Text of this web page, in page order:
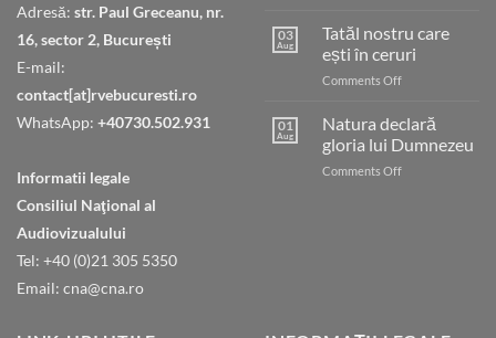
Adresă: str. Paul Greceanu, nr.
16, sector 2, București
E-mail:
contact[at]rvebucuresti.ro
WhatsApp: +40730.502.931
Informatii legale
Consiliul Naţional al
Audiovizualului
Tel: +40 (0)21 305 5350
Email: cna@cna.ro
03
Aug
Tatăl nostru care
ești în ceruri
Comments Offon
nostru
care
ești
în
01
Aug
Natura declară
gloria lui Dumnezeu
Comments Offon